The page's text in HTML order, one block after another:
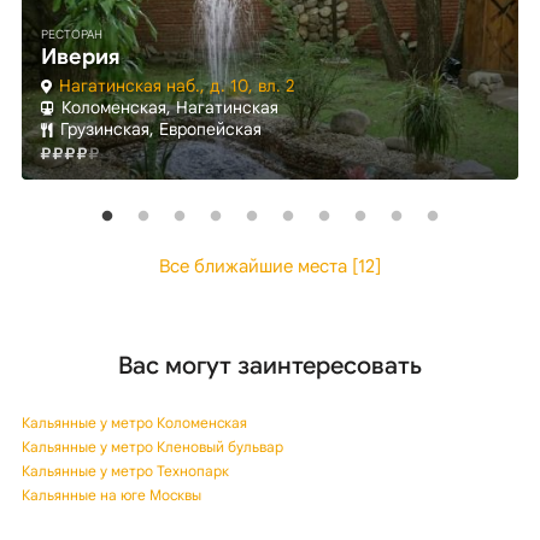
РЕСТОРАН
Иверия
Нагатинская наб., д. 10, вл. 2
Коломенская, Нагатинская
Грузинская, Европейская
Все ближайшие места [12]
Вас могут заинтересовать
Кальянные у метро Коломенская
Кальянные у метро Кленовый бульвар
Кальянные у метро Технопарк
Кальянные на юге Москвы